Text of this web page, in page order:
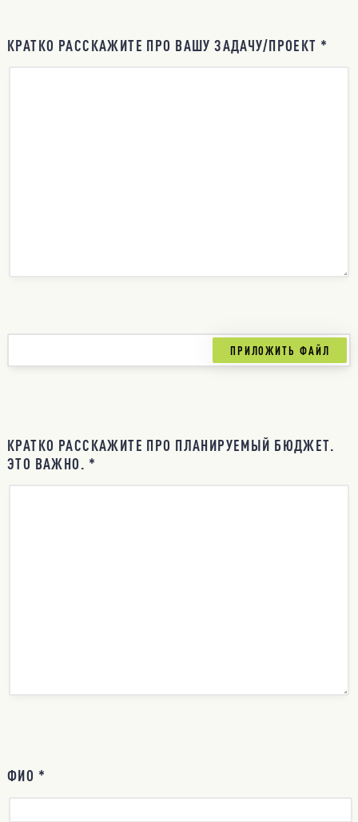
КРАТКО РАССКАЖИТЕ ПРО ВАШУ ЗАДАЧУ/ПРОЕКТ *
КРАТКО РАССКАЖИТЕ ПРО ПЛАНИРУЕМЫЙ БЮДЖЕТ.
ЭТО ВАЖНО. *
ФИО *